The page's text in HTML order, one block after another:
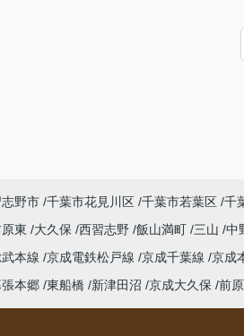
志野市 千葉市花見川区 千葉市若葉区 千
東 大久保 西習志野 飯山満町 三山 中
本線 京成電鉄松戸線 京成千葉線 京成
本郷 東船橋 新津田沼 京成大久保 前原